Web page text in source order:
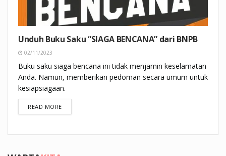
Unduh Buku Saku “SIAGA BENCANA” dari BNPB
02/11/2023
Buku saku siaga bencana ini tidak menjamin keselamatan
Anda. Namun, memberikan pedoman secara umum untuk
kesiapsiagaan.
READ MOREDETAILS